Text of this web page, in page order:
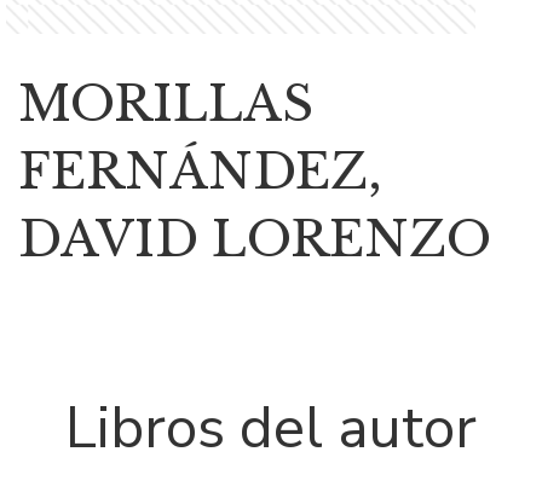
MORILLAS
FERNÁNDEZ,
DAVID LORENZO
Libros del autor